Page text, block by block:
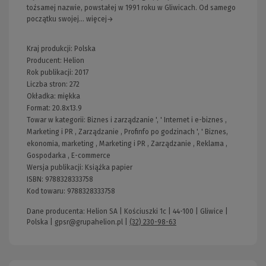
tożsamej nazwie, powstałej w 1991 roku w Gliwicach. Od samego
początku swojej... więcej→
Kraj produkcji: Polska
Producent: Helion
Rok publikacji: 2017
Liczba stron: 272
Okładka: miękka
Format: 20.8x13.9
Towar w kategorii: Biznes i zarządzanie ', ' Internet i e-biznes ,
Marketing i PR , Zarządzanie , Profinfo po godzinach ', ' Biznes,
ekonomia, marketing , Marketing i PR , Zarządzanie , Reklama ,
Gospodarka , E-commerce
Wersja publikacji: Książka papier
ISBN: 9788328333758
Kod towaru: 9788328333758
Dane producenta: Helion SA | Kościuszki 1c | 44-100 | Gliwice |
Polska | gpsr@grupahelion.pl (32) 230-98-63